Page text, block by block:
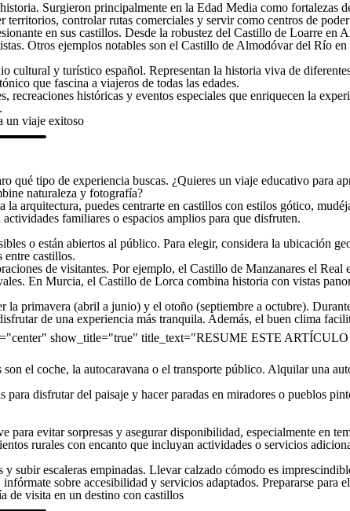
Surgieron principalmente en la Edad Media como fortalezas
territorios, controlar rutas comerciales y servir como centros de
en sus castillos. Desde la robustez del Castillo de Loarre
Otros ejemplos notables son el Castillo de Almodóvar del Río
cultural y turístico español. Representan la historia viva de
que fascina a viajeros de todas las edades.
recreaciones históricas y eventos especiales que enriquecen la
un viaje exitoso
qué tipo de experiencia buscas. ¿Quieres un viaje educativo para
naturaleza y fotografía?
la arquitectura, puedes centrarte en castillos con estilos gótico,
familiares o espacios amplios para que disfruten.
o están abiertos al público. Para elegir, considera la ubicación
entre castillos.
de visitantes. Por ejemplo, el Castillo de Manzanares el
En Murcia, el Castillo de Lorca combina historia con vistas
la primavera (abril a junio) y el otoño (septiembre a octubre).
de una experiencia más tranquila. Además, el buen clima
show_title="true" title_text="RESUME ESTE
el coche, la autocaravana o el transporte público. Alquilar una
para disfrutar del paisaje y hacer paradas en miradores o pueblos
para evitar sorpresas y asegurar disponibilidad, especialmente en
rurales con encanto que incluyan actividades o servicios
subir escaleras empinadas. Llevar calzado cómodo es
sobre accesibilidad y servicios adaptados. Prepararse para
de visita en un destino con castillos